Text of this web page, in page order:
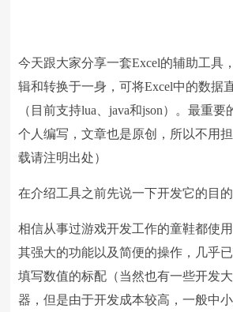
今天跟大家分享一套Excel的辅助工具
辑和转换于一身，可将Excel中的数据
（目前支持lua、java和json）。最重
个人编写，文章也是原创，所以不用
载请注明出处）
在介绍工具之前先说一下开发它的目的
相信从事过游戏开发工作的童鞋都使
其强大的功能以及简便的操作，几乎
填写数值的标配（当然也有一些开发
器，但是由于开发成本较高，一般中